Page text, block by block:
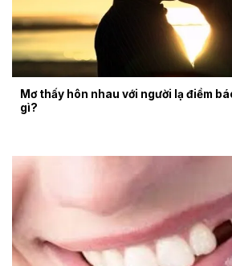
Mơ thấy hôn nhau với người lạ điềm
gì?